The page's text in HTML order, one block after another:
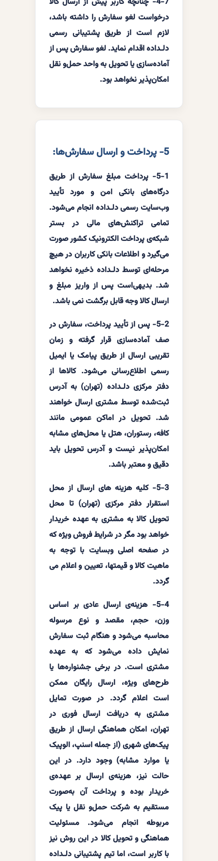
درخواست لغو سفارش را داشته باشد،
لازم است از طریق پشتیبانی رسمی
دلـداده اقدام نماید. لغو سفارش پس از
آماده‌سازی یا تحویل به واحد حمل‌و نقل
امکان‌پذیر نخواهد بود.
5- پرداخت و ارسال سفارش‌ها:
5-1- پرداخت مبلغ سفارش از طریق
درگاه‌های بانکی امن و مورد تأیید
وب‌سایت رسمی دلـداده انجام می‌شود.
تمامی تراکنش‌های مالی در بستر
شبکه‌ی پرداخت الکترونیک کشور صورت
می‌گیرد و اطلاعات بانکی کاربران در هیچ
مرحله‌ای توسط دلـداده ذخیره نخواهد
شد. بدیهی‌است پس از واریز مبلغ و
ارسال کالا وجه قابل برگشت نمی باشد.
5-2- پس از تأیید پرداخت، سفارش در
صف آماده‌سازی قرار گرفته و زمان
تقریبی ارسال از طریق پیامک یا ایمیل
رسمی اطلاع‌رسانی می‌شود. کالاها از
دفتر مرکزی دلـداده (تهران) به آدرس
ثبت‌شده توسط مشتری ارسال خواهند
شد. تحویل در اماکن عمومی مانند
کافه، رستوران، هتل یا محل‌های مشابه
امکان‌پذیر نیست و آدرس تحویل باید
دقیق و معتبر باشد.
5-3- کلیه هزینه های ارسال از محل
استقرار دفتر مرکزی (تهران) تا محل
تحویل کالا به مشتری به عهده خریدار
خواهد بود مگر در شرایط فروش ویژه که
در صفحه اصلی وبسایت با توجه به
ماهیت کالا و قیمتها، تعیین و اعلام می
گردد.
5-4- هزینه‌ی ارسال عادی بر اساس
وزن، حجم، مقصد و نوع مرسوله
محاسبه می‌شود و هنگام ثبت سفارش
نمایش داده می‌شود که به عهده
مشتری است. در برخی جشنواره‌ها یا
طرح‌های ویژه، ارسال رایگان ممکن
است اعلام گردد. در صورت تمایل
مشتری به دریافت ارسال فوری در
تهران، امکان هماهنگی ارسال از طریق
پیک‌های شهری (از جمله اسنپ، الوپیک
یا موارد مشابه) وجود دارد. در این
حالت نیز، هزینه‌ی ارسال بر عهده‌ی
خریدار بوده و پرداخت آن به‌صورت
مستقیم به شرکت حمل‌و نقل یا پیک
مربوطه انجام می‌شود. مسئولیت
هماهنگی و تحویل کالا در این روش نیز
با کاربر است، اما تیم پشتیبانی دلـداده